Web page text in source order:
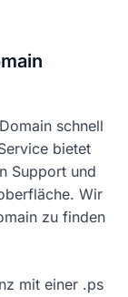
schnell
bietet
Support und
Wir
zu finden
mit einer .ps